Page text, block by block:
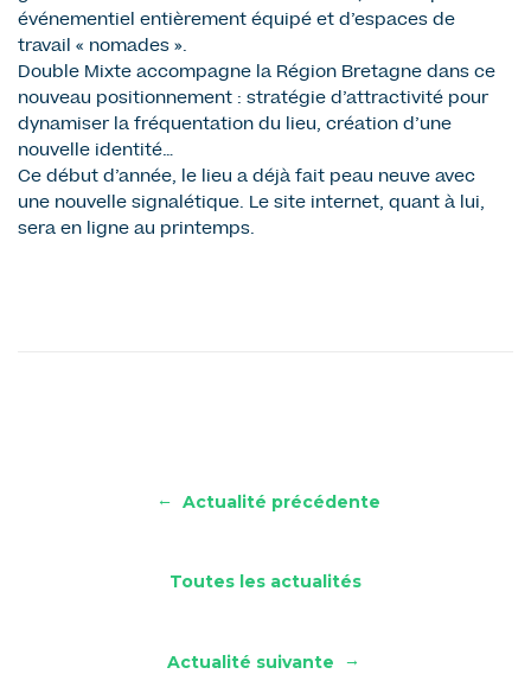
événementiel entièrement équipé et d’espaces de
travail « nomades ».
Double Mixte accompagne la Région Bretagne dans ce
nouveau positionnement : stratégie d’attractivité pour
dynamiser la fréquentation du lieu, création d’une
nouvelle identité…
Ce début d’année, le lieu a déjà fait peau neuve avec
une nouvelle signalétique. Le site internet, quant à lui,
sera en ligne au printemps.
← Actualité précédente
Toutes les actualités
Actualité suivante →